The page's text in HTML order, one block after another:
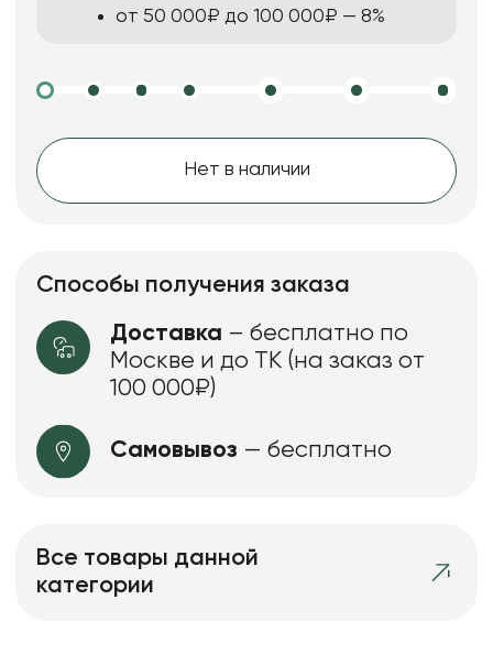
от 50 000₽ до 100 000₽ — 8%
Нет в наличии
Способы получения заказа
Доставка – бесплатно по
Москве и до ТК (на заказ от
100 000₽)
Самовывоз — бесплатно
Все товары данной
категории